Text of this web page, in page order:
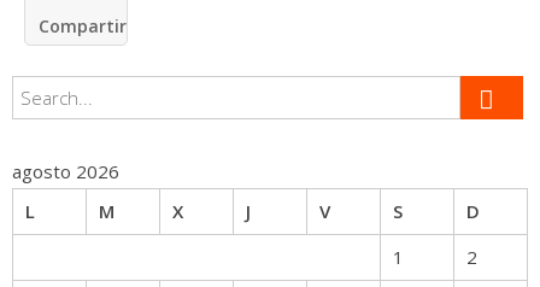
Compartir
agosto 2026
L
M X J V S
D
1
2